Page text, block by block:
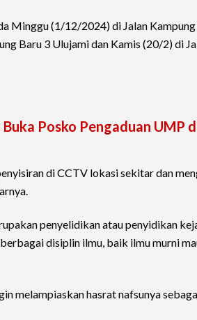
Minggu (1/12/2024) di Jalan
Baru 3 Ulujami dan Kamis (20/2) di
Posko Pengaduan UMP
di CCTV lokasi sekitar dan
penyelidikan atau penyidikan
disiplin ilmu, baik ilmu murni
melampiaskan hasrat nafsunya